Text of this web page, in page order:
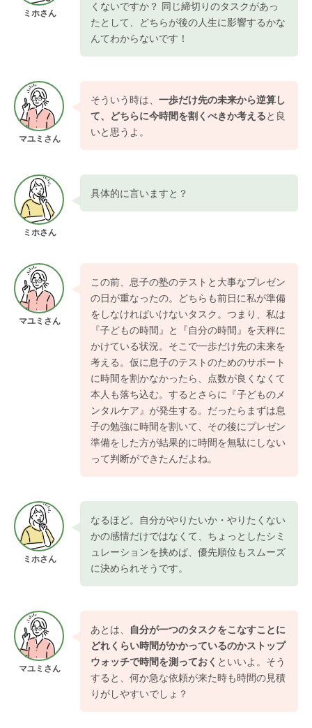
ミホさん
くないですか？ 同じ締切りのタスクがあっ
たとして、どちらが後の人生に影響するかな
んてわからないです！
マユミさん
そういう時は、 一歩だけ先の未来から逆算し
て、どちらに今時間を割くべきか考えると良
いと思うよ。
ミホさん
具体的に言いますと？
マユミさん
この前、息子の塾のテストと大事なプレゼン
の日が重なったの。どちらも前日に私が準備
をしなければいけないタスク。つまり、私は
『子どもの時間』と『自分の時間』を天秤に
かけている状況。そこで一歩だけ先の未来を
考える。仮に息子のテストのためのサポート
に時間を割かなかったら、点数が良くなくて
本人も落ち込む。するとさらに『子どものメ
ンタルケア』が発生する。だったらまずは息
子の勉強に時間を割いて、その後にプレゼン
準備をした方が結果的に時間を無駄にしない
って判断ができたんだよね。
ミホさん
なるほど。自分がやりたいか・やりたくない
かの感情だけではなくて、ちょっとしたシミ
ュレーションを挟めば、優先順位もスムーズ
に決められそうです。
マユミさん
あとは、 自分が一つのタスクをこなすことに
どれくらい時間がかかっているのかストップ
ウォッチで時間を測っておく といいよ。そう
すると、何か急な依頼が来た時も時間の見積
りがしやすいでしょ？